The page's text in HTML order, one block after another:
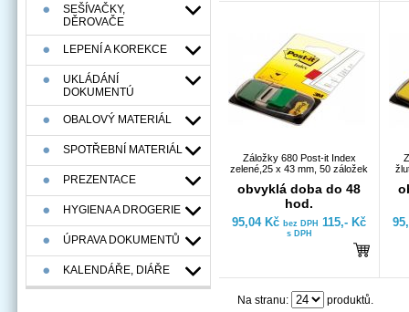
SEŠÍVAČKY,
DĚROVAČE
LEPENÍ A KOREKCE
UKLÁDÁNÍ
DOKUMENTÚ
OBALOVÝ MATERIÁL
SPOTŘEBNÍ MATERIÁL
PREZENTACE
HYGIENA A DROGERIE
ÚPRAVA DOKUMENTŮ
KALENDÁŘE, DIÁŘE
Záložky 680 Post-it Index
zelené,25 x 43 mm, 50 záložek
obvyklá doba do 48
hod.
95,04 Kč bez DPH 115,- Kč
s DPH
Na stranu: produktů.